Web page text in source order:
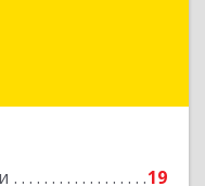
19
г, Заводской